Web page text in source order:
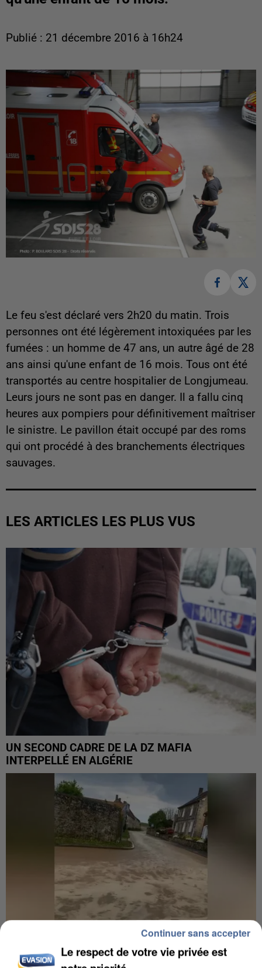
Publié : 21 décembre 2016 à 16h24
Le feu s'est déclaré vers 2h20 du matin. Trois
personnes ont été légèrement intoxiquées par les
fumées : un homme de 47 ans, un autre âgé de 28
ans ainsi qu'une enfant de 16 mois. Tous ont été
transportés au centre hospitalier de Longjumeau.
Leurs jours ne sont pas en danger. Il a fallu cinq
heures aux pompiers pour définitivement maîtriser
le sinistre. Le pavillon était occupé par des roms
qui ont procédé à des branchements électriques
sauvages.
LES ARTICLES LES PLUS VUS
UN SECOND CADRE DE LA DZ MAFIA
INTERPELLÉ EN ALGÉRIE
Le respect de votre vie privée est
Continuer sans accepter